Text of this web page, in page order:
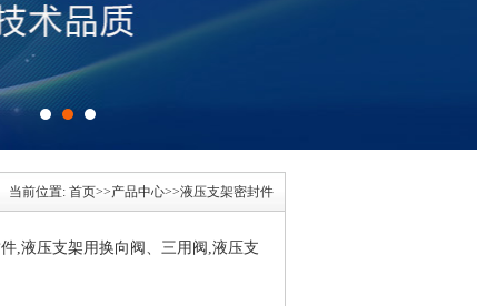
当前位置: 首页>>产品中心>>液压支架密封件
,液压支架用换向阀、三用阀,液压支